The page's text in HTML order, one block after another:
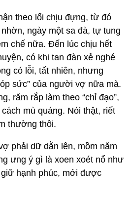
theo lối chịu đựng, từ đó
ngày một sa đà, tự tung
chế nữa. Đến lúc chịu hết
có khi tan đàn xẻ nghé
có lỗi, tất nhiên, nhưng
sức” của người vợ nữa mà.
răm rắp làm theo “chỉ đạo”,
mù quáng. Nói thật, riết
thường thôi.
phải dữ dằn lên, mồm năm
ưng ý gì là xoen xoét nổ như
hạnh phúc, mới được